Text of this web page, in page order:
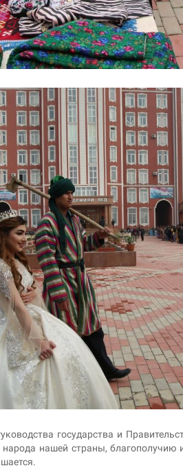
государства и
нашей страны, благополучию